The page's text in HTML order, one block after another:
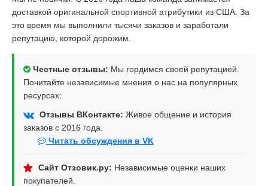
доставкой оригинальной спортивной атрибутики из США. За
это время мы выполнили тысячи заказов и заработали
репутацию, которой дорожим.
Честные отзывы: Мы гордимся своей репутацией.
Почитайте независимые мнения о нас на популярных
ресурсах:
Отзывы ВКонтакте: Живое общение и история
заказов с 2016 года.
Читать обсуждения в VK
Сайт Отзовик.ру: Независимые оценки наших
покупателей.